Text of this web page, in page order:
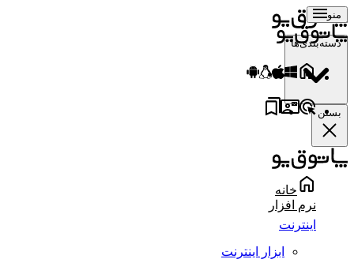
منو
دسته‌بندی‌ها
بستن
خانه
نرم افزار
اینترنت
ابزار اینترنت